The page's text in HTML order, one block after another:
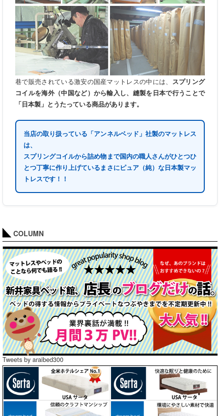
巷で販売されている激安の国産マットレスの中には、 スプリング
コイルを海外（中国など）から輸入し、縫製を日本で行うことで
「日本製」とうたっている商品があります。
当店の取り扱っている「アンネルベッド」社製のマットレス
は、
スプリングコイルから詰め物まで国内の職人さんがひとつひ
とつ丁寧に作り上げているまさにピュア（純）な日本製マッ
トレスです！！
COLUMN
Tweets by araibed300